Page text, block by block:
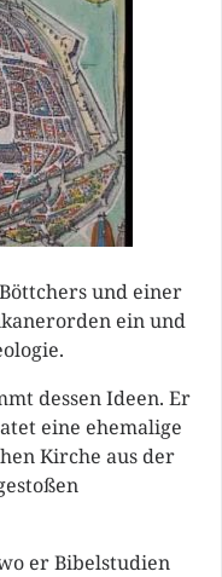
und einer
ein und
dessen Ideen. Er
eine ehemalige
Kirche aus der
er Bibelstudien